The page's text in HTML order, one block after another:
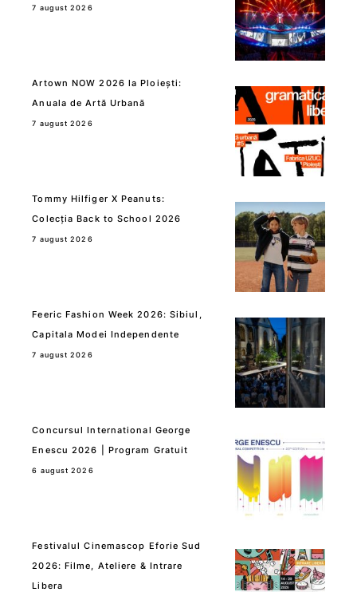
7 august 2026
Artown NOW 2026 la Ploiești:
Anuala de Artă Urbană
7 august 2026
Tommy Hilfiger X Peanuts:
Colecția Back to School 2026
7 august 2026
Feeric Fashion Week 2026: Sibiul,
Capitala Modei Independente
7 august 2026
Concursul International George
Enescu 2026 | Program Gratuit
6 august 2026
Festivalul Cinemascop Eforie Sud
2026: Filme, Ateliere & Intrare
Libera